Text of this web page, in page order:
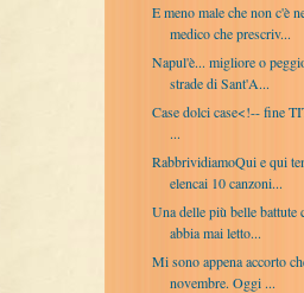
E meno male che non c'è
medico che prescriv...
Napul'è... migliore o
strade di Sant'A...
Case dolci case<!-- fine
...
RabbrividiamoQui e qui
elencai 10 canzoni...
Una delle più belle battute
abbia mai letto...
Mi sono appena accorto
novembre. Oggi ...